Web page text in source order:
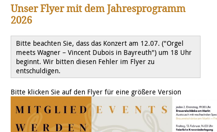
Unser Flyer mit dem Jahresprogramm
2026
Bitte beachten Sie, dass das Konzert am 12.07. ("Orgel
meets Wagner – Vincent Dubois in Bayreuth") um 18 Uhr
beginnt. Wir bitten diesen Fehler im Flyer zu
entschuldigen.
Bitte klicken Sie auf den Flyer für eine größere Version